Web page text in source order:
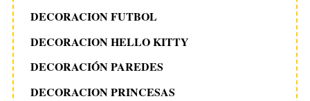
DECORACION FUTBOL
DECORACION HELLO KITTY
DECORACIÓN PAREDES
DECORACION PRINCESAS